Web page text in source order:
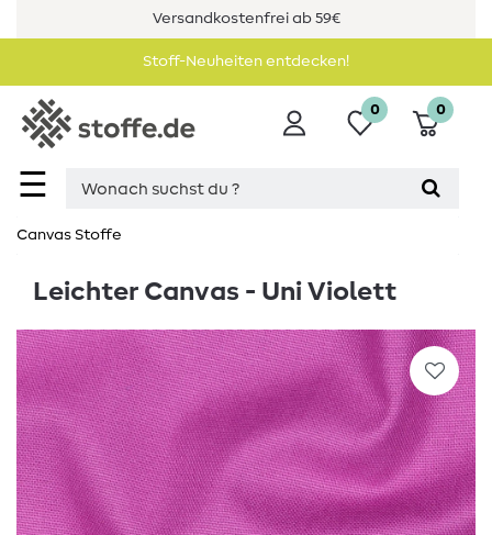
Versandkostenfrei ab 59€
Stoff-Neuheiten entdecken!
☰
0 0
Canvas Stoffe
Leichter Canvas - Uni Violett